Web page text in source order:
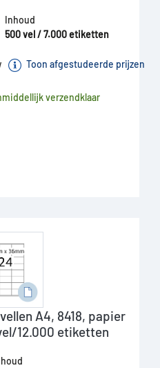
Inhoud
500 vel / 7.000 etiketten
Toon afgestudeerde prijzen
verzendklaar
A4, 8418, papier
12.000 etiketten